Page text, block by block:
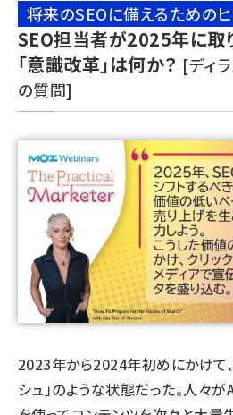
将来のSEOに備えるためのヒ
SEO担当者が2025年に取
「意識改革」は何か？ [ディ
の質問]
2023年から2024年初めにかけて
シュ」のような状態だった。人々が